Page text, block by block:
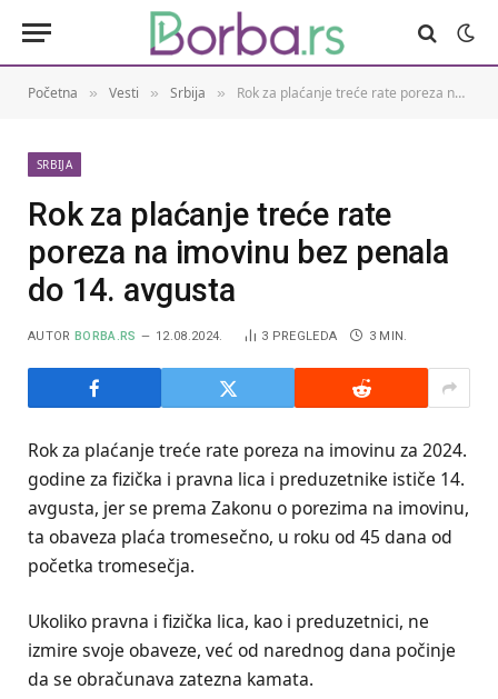
Početna » Vesti » Srbija » Rok za plaćanje treće rate poreza na imovinu bez penala do 14. avgusta
SRBIJA
Rok za plaćanje treće rate
poreza na imovinu bez penala
do 14. avgusta
AUTOR BORBA.RS 12.08.2024. 3 PREGLEDA 3 MIN.
Rok za plaćanje treće rate poreza na imovinu za 2024.
godine za fizička i pravna lica i preduzetnike ističe 14.
avgusta, jer se prema Zakonu o porezima na imovinu,
ta obaveza plaća tromesečno, u roku od 45 dana od
početka tromesečja.
Ukoliko pravna i fizička lica, kao i preduzetnici, ne
izmire svoje obaveze, već od narednog dana počinje
da se obračunava zatezna kamata.